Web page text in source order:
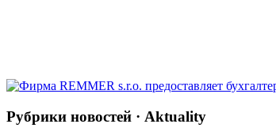
Рубрики новостей · Aktuality